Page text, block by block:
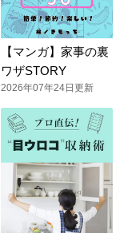
【マンガ】家事の裏
ワザSTORY
2026年07年24日更新